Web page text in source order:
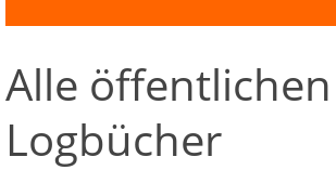
Navigation
Über Lobbypedia
Alle öffentlichen
Logbücher